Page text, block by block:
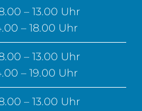
– 13.00 Uhr
– 18.00 Uhr
– 13.00 Uhr
– 19.00 Uhr
– 13.00 Uhr